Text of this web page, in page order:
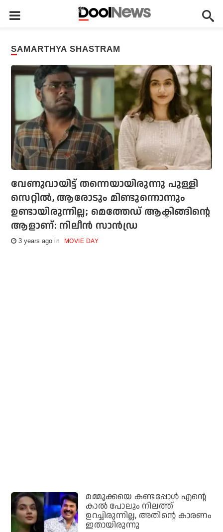
SAMARTHYA SHASTRAM
വേണുവായിട്ട് തന്നെയായിരുന്നു പുള്ളി
സെറ്റില്‍, ആരോടും മിണ്ടുന്നൊന്നും
ഉണ്ടായിരുന്നില്ല; മെത്തേഡ് ആക്ടിങ്ങിന്റെ
ആളാണ്: നിലീന്‍ സാന്‍ഡ്ര
3 years ago MOVIE DAY
മമ്മൂക്കയെ കണ്ടപ്പോള്‍ എന്റെ
കാല്‍ പോലും നിലത്ത്
ഉറച്ചിരുന്നില്ല, അതിന്റെ കാരണം
ഇതായിരുന്നു